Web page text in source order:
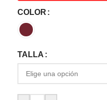
COLOR
TALLA